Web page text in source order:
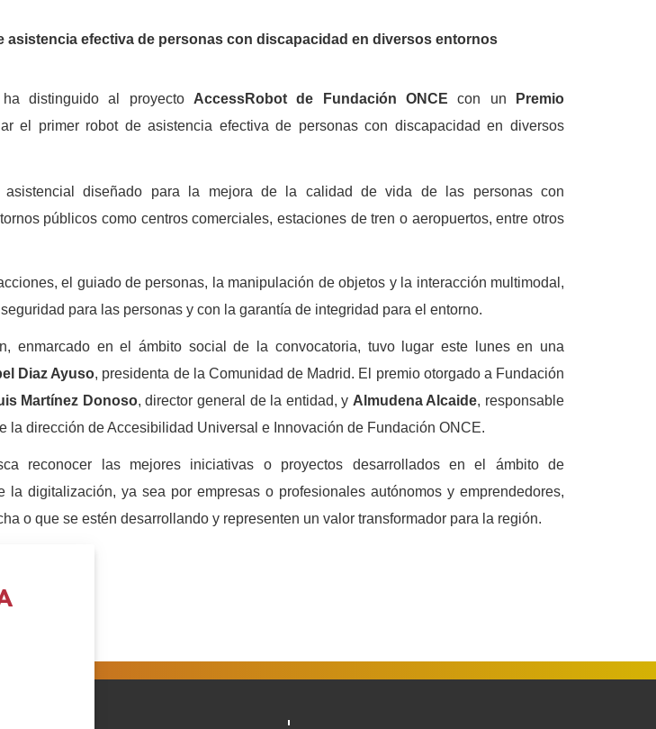
asistencia efectiva de personas con discapacidad en diversos entornos
distinguido al proyecto AccessRobot de Fundación ONCE con un
Premio
el primer robot de asistencia efectiva de personas con discapacidad en diversos
diseñado para la mejora de la calidad de vida de las personas con
públicos como centros comerciales, estaciones de tren o aeropuertos, entre otros
el guiado de personas, la manipulación de objetos y la interacción multimodal,
para las personas y con la garantía de integridad para el entorno.
enmarcado en el ámbito social de la convocatoria, tuvo lugar este lunes en una
Diaz Ayuso, presidenta de la Comunidad de Madrid. El premio otorgado a Fundación
Martínez Donoso, director general de la entidad, y Almudena Alcaide, responsable
la dirección de Accesibilidad Universal e Innovación de Fundación ONCE.
reconocer las mejores iniciativas o proyectos desarrollados en el ámbito de
la digitalización, ya sea por empresas o profesionales autónomos y emprendedores,
o que se estén desarrollando y representen un valor transformador para la región.